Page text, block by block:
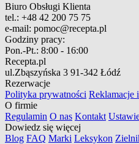
Biuro Obsługi Klienta
tel.: +48 42 200 75 75
e-mail: pomoc@recepta.pl
Godziny pracy:
Pon.-Pt.: 8:00 - 16:00
Recepta.pl
ul.Zbąszyńska 3 91-342 Łódź
Rezerwacje
Polityka prywatności Reklamacje
O firmie
Regulamin O nas Kontakt
Dowiedz się więcej
Blog FAQ Marki Leksykon